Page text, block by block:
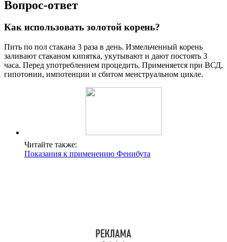
Вопрос-ответ
Как использовать золотой корень?
Пить по пол стакана 3 раза в день. Измельченный корень
заливают стаканом кипятка, укутывают и дают постоять 3
часа. Перед употреблением процедить. Применяется при ВСД,
гипотонии, импотенции и сбитом менструальном цикле.
Читайте также:
Показания к применению Фенибута